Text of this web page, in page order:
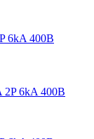
6kA 400В